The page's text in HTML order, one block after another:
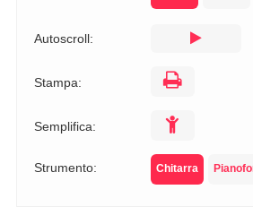
Autoscroll:
Stampa:
Semplifica:
Strumento: Chitarra